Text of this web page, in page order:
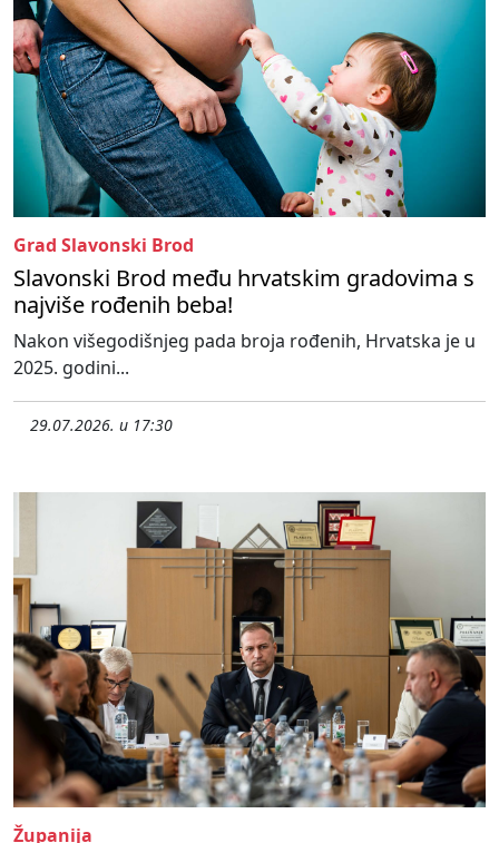
Grad Slavonski Brod
Slavonski Brod među hrvatskim gradovima s
najviše rođenih beba!
Nakon višegodišnjeg pada broja rođenih, Hrvatska je u
2025. godini...
29.07.2026. u 17:30
Županija